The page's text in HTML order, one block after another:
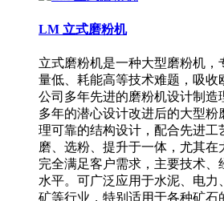
LM 立式磨粉机
立式磨粉机是一种大型磨粉机，
量低、耗能高等技术难题，吸收
公司多年先进的磨粉机设计制造
多年的潜心设计改进后的大型粉
理可靠的结构设计，配合先进工
磨、选粉、提升于一体，尤其在
完全满足客户需求，主要技术、
水平。可广泛应用于水泥、电力
矿等行业，特别适用于各种矿石